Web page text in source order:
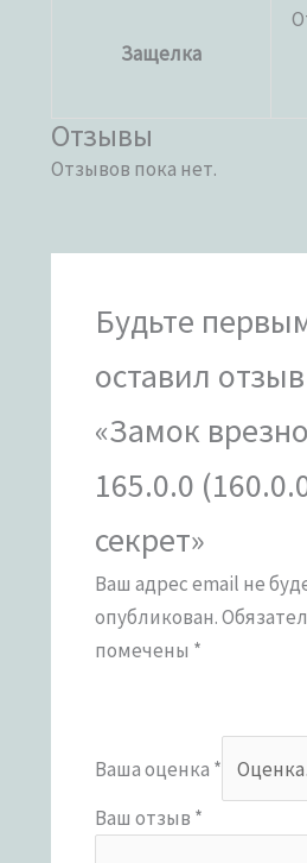
Защелка
Отзывы
Отзывов пока нет.
Будьте
оставил
«Замок
165.0.0
секрет»
Ваш адрес email не
опубликован.
помечены *
Ваша оценка *
Ваш отзыв *